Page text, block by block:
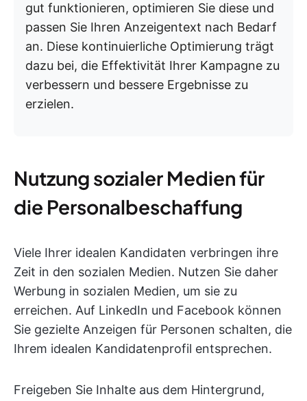
gut funktionieren, optimieren Sie diese und
passen Sie Ihren Anzeigentext nach Bedarf
an. Diese kontinuierliche Optimierung trägt
dazu bei, die Effektivität Ihrer Kampagne zu
verbessern und bessere Ergebnisse zu
erzielen.
Nutzung sozialer Medien für
die Personalbeschaffung
Viele Ihrer idealen Kandidaten verbringen ihre
Zeit in den sozialen Medien. Nutzen Sie daher
Werbung in sozialen Medien, um sie zu
erreichen. Auf LinkedIn und Facebook können
Sie gezielte Anzeigen für Personen schalten, die
Ihrem idealen Kandidatenprofil entsprechen.
Freigeben Sie Inhalte aus dem Hintergrund,